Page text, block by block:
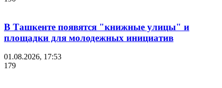
В Ташкенте появятся "книжные улицы" и
площадки для молодежных инициатив
01.08.2026, 17:53
179